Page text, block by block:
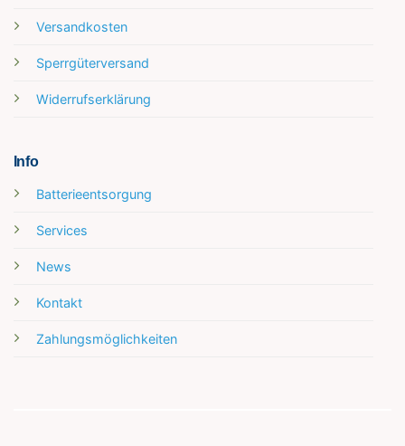
Versandkosten
Sperrgüterversand
Widerrufserklärung
Info
Batterieentsorgung
Services
News
Kontakt
Zahlungsmöglichkeiten